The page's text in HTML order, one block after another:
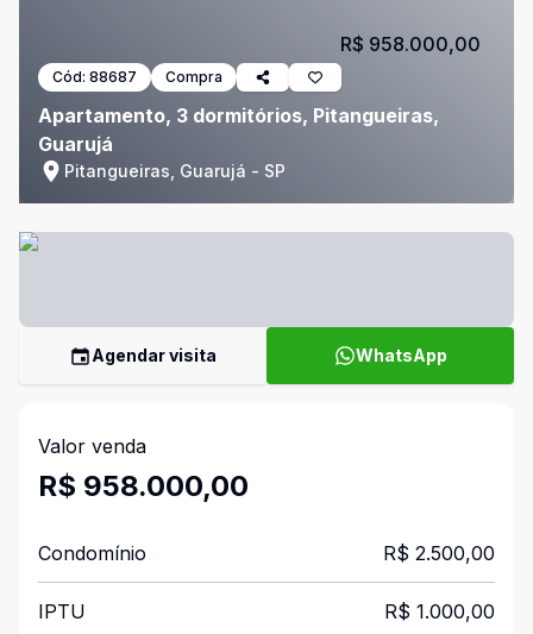
Cód: 88687 Compra
Apartamento, 3 dormitórios, Pitangueiras,
Guarujá
Pitangueiras, Guarujá - SP
R$ 958.000,00
Agendar visita WhatsApp
Valor venda
R$ 958.000,00
Condomínio R$ 2.500,00
IPTU R$ 1.000,00